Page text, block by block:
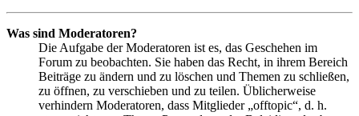
Was sind Moderatoren?
Die Aufgabe der Moderatoren ist es, das Geschehen im
Forum zu beobachten. Sie haben das Recht, in ihrem Bereich
Beiträge zu ändern und zu löschen und Themen zu schließen,
zu öffnen, zu verschieben und zu teilen. Üblicherweise
verhindern Moderatoren, dass Mitglieder „offtopic“, d. h.